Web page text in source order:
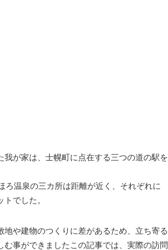
が家は、士幌町に点在する三つの道の駅を
温泉の三カ所は距離が近く、それぞれに
でした。
や建物のつくりに差があるため、立ち寄る
事ができましたこの記事では、実際の訪問